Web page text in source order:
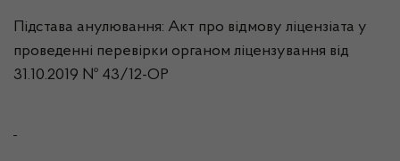
Підстава анулювання: Акт про відмову ліцензіата у
проведенні перевірки органом ліцензування від
31.10.2019 № 43/12-ОР